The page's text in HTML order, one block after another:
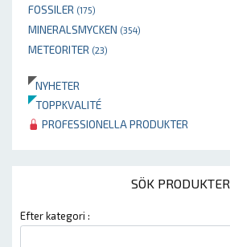
FOSSILER (175)
MINERALSMYCKEN (354)
METEORITER (23)
NYHETER
TOPPKVALITÉ
PROFESSIONELLA PRODUKTER
SÖK PRODUKTER
Efter kategori :